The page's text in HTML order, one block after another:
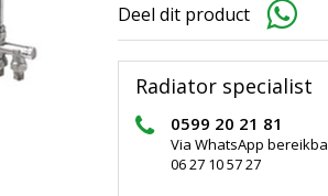
Deel dit product
Radiator specialist
0599 20 21 81
Via WhatsApp
06 27 10 57 27